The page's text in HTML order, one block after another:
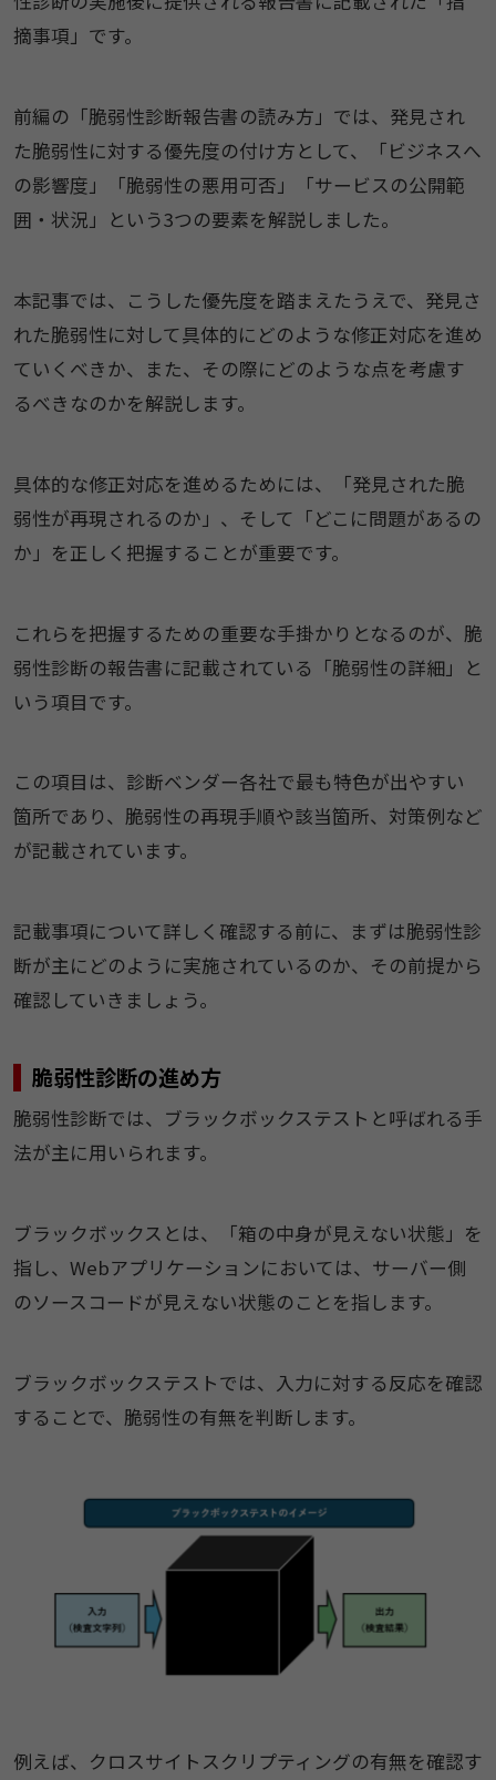
摘事項」です。
前編の「脆弱性診断報告書の読み方」では、発見され
た脆弱性に対する優先度の付け方として、「ビジネスへ
の影響度」「脆弱性の悪用可否」「サービスの公開範
囲・状況」という3つの要素を解説しました。
本記事では、こうした優先度を踏まえたうえで、発見さ
れた脆弱性に対して具体的にどのような修正対応を進め
ていくべきか、また、その際にどのような点を考慮す
るべきなのかを解説します。
具体的な修正対応を進めるためには、「発見された脆
弱性が再現されるのか」、そして「どこに問題があるの
か」を正しく把握することが重要です。
これらを把握するための重要な手掛かりとなるのが、脆
弱性診断の報告書に記載されている「脆弱性の詳細」と
いう項目です。
この項目は、診断ベンダー各社で最も特色が出やすい
箇所であり、脆弱性の再現手順や該当箇所、対策例など
が記載されています。
記載事項について詳しく確認する前に、まずは脆弱性診
断が主にどのように実施されているのか、その前提から
確認していきましょう。
脆弱性診断の進め方
脆弱性診断では、ブラックボックステストと呼ばれる手
法が主に用いられます。
ブラックボックスとは、「箱の中身が見えない状態」を
指し、Webアプリケーションにおいては、サーバー側
のソースコードが見えない状態のことを指します。
ブラックボックステストでは、入力に対する反応を確認
することで、脆弱性の有無を判断します。
例えば、クロスサイトスクリプティングの有無を確認す